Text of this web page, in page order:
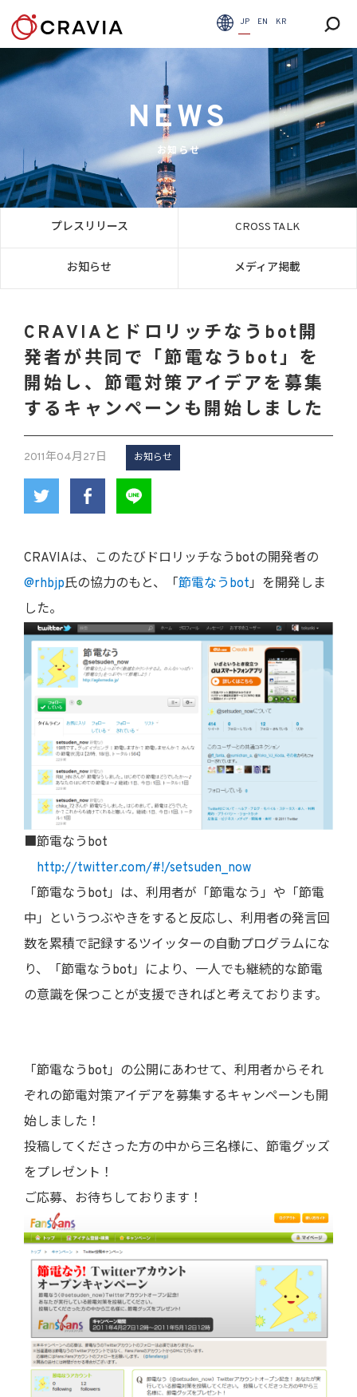
JP EN KR
NEWS
お知らせ
プレスリリース CROSS TALK
お知らせ メディア掲載
CRAVIAとドロリッチなうbot開
発者が共同で「節電なうbot」を
開始し、節電対策アイデアを募集
するキャンペーンも開始しました
2011年04月27日 お知らせ
CRAVIAは、このたびドロリッチなうbotの開発者の
@rhbjp氏の協力のもと、「 節電なうbot」を開発しま
した。
■節電なうbot
http://twitter.com/#!/setsuden_now
「節電なうbot」は、利用者が「節電なう」や「節電
中」というつぶやきをすると反応し、利用者の発言回
数を累積で記録するツイッターの自動プログラムにな
り、「節電なうbot」により、一人でも継続的な節電
の意識を保つことが支援できればと考えております。
「節電なうbot」の公開にあわせて、利用者からそれ
ぞれの節電対策アイデアを募集するキャンペーンも開
始しました！
投稿してくださった方の中から三名様に、節電グッズ
をプレゼント！
ご応募、お待ちしております！